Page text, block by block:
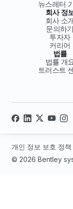
뉴스레터
회사 정
회사 소
문의하기
투자자
커리어
법률
법률 개
트러스트
© 2026 Bentley
개인 정보 보호 정책